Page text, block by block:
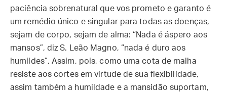
paciência sobrenatural que vos prometo e garanto é
um remédio único e singular para todas as doenças,
sejam de corpo, sejam de alma: “Nada é áspero aos
mansos”, diz S. Leão Magno, “nada é duro aos
humildes”. Assim, pois, como uma cota de malha
resiste aos cortes em virtude de sua flexibilidade,
assim também a humildade e a mansidão suportam,